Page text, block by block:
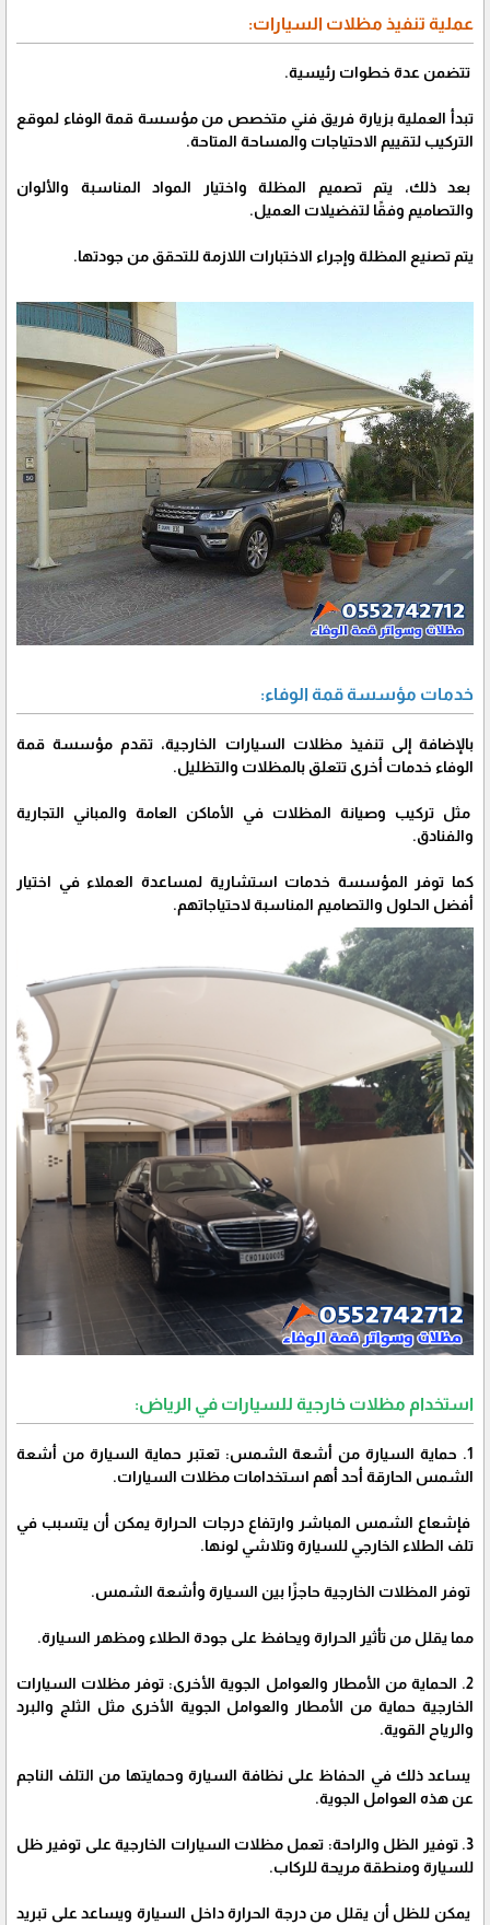
عملية تنفيذ مظلات السيارات:
تتضمن عدة خطوات رئيسية.
تبدأ العملية بزيارة فريق فني متخصص من مؤسسة قمة الوفاء لموقع
التركيب لتقييم الاحتياجات والمساحة المتاحة.
بعد ذلك، يتم تصميم المظلة واختيار المواد المناسبة والألوان
والتصاميم وفقًا لتفضيلات العميل.
يتم تصنيع المظلة وإجراء الاختبارات اللازمة للتحقق من جودتها.
خدمات مؤسسة قمة الوفاء:
بالإضافة إلى تنفيذ مظلات السيارات الخارجية، تقدم مؤسسة قمة
الوفاء خدمات أخرى تتعلق بالمظلات والتظليل.
مثل تركيب وصيانة المظلات في الأماكن العامة والمباني التجارية
والفنادق.
كما توفر المؤسسة خدمات استشارية لمساعدة العملاء في اختيار
أفضل الحلول والتصاميم المناسبة لاحتياجاتهم.
استخدام مظلات خارجية للسيارات في الرياض:
1. حماية السيارة من أشعة الشمس: تعتبر حماية السيارة من أشعة
الشمس الحارقة أحد أهم استخدامات مظلات السيارات.
فإشعاع الشمس المباشر وارتفاع درجات الحرارة يمكن أن يتسبب في
تلف الطلاء الخارجي للسيارة وتلاشي لونها.
توفر المظلات الخارجية حاجزًا بين السيارة وأشعة الشمس.
مما يقلل من تأثير الحرارة ويحافظ على جودة الطلاء ومظهر السيارة.
2. الحماية من الأمطار والعوامل الجوية الأخرى: توفر مظلات السيارات
الخارجية حماية من الأمطار والعوامل الجوية الأخرى مثل الثلج والبرد
والرياح القوية.
يساعد ذلك في الحفاظ على نظافة السيارة وحمايتها من التلف الناجم
عن هذه العوامل الجوية.
3. توفير الظل والراحة: تعمل مظلات السيارات الخارجية على توفير ظل
للسيارة ومنطقة مريحة للركاب.
يمكن للظل أن يقلل من درجة الحرارة داخل السيارة ويساعد على تبريد